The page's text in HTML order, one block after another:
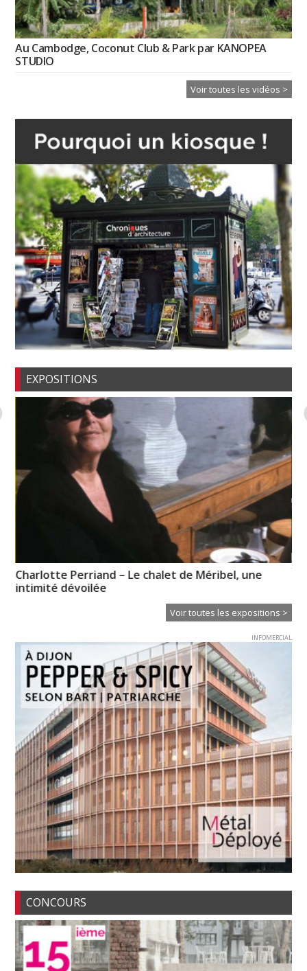
Au Cambodge, Coconut Club & Park par KANOPEA
STUDIO
Voir toutes les vidéos >
EXPOSITIONS
Charlotte Perriand – Le chalet de Méribel, une
intimité dévoilée
Voir toutes les expositions >
INFOMERCIAL
CONCOURS